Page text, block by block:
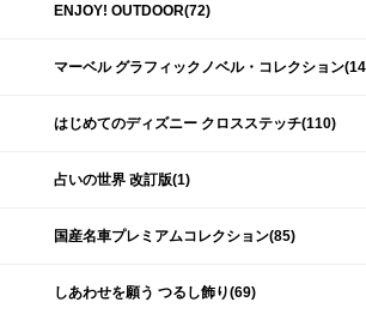
ENJOY! OUTDOOR(72)
マーベル グラフィックノベル・コレクション
はじめてのディズニー クロスステッチ(110)
占いの世界 改訂版(1)
国産名車プレミアムコレクション(85)
しあわせを願う つるし飾り(69)